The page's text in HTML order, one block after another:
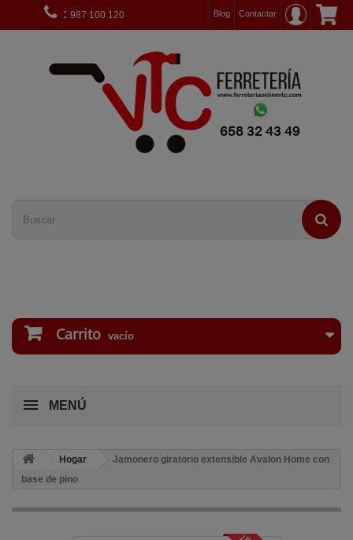
Contactar
: 987 100 120 Blog
Carrito vacío
MENÚ
Hogar
Jamonero giratorio extensible Avalon Home con
base de pino